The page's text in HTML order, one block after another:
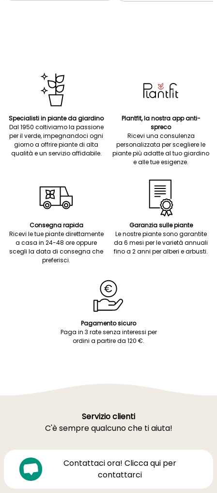
Specialisti in piante da giardino
Dal 1950 coltiviamo la passione
per il verde, impegnandoci ogni
giorno a offrire piante di alta
qualità e un servizio affidabile.
Plantfit, la nostra app anti-
spreco
Ricevi una consulenza
personalizzata per scegliere le
piante più adatte al tuo giardino
e alle tue esigenze.
Consegna rapida
Ricevi le tue piante direttamente
a casa in 24-48 ore oppure
scegli la data di consegna che
preferisci.
Garanzia sulle piante
Le nostre piante sono garantite
da 6 mesi per le varietà annuali
fino a 2 anni per alberi e arbusti.
Pagamento sicuro
Paga in 3 rate senza interessi per
ordini a partire da 120 €.
Servizio clienti
C'è sempre qualcuno che ti aiuta!
Contattaci ora! Clicca qui per
contattarci